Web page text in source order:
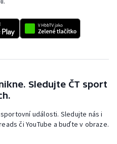
Sledujte ČT sport
události. Sledujte nás i
či YouTube a buďte v obraze.